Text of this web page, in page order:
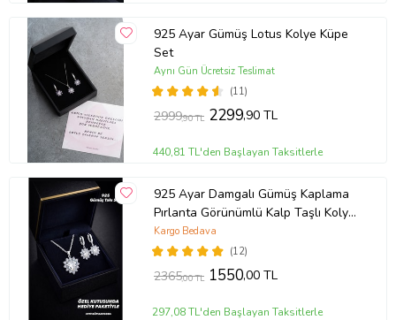
925 Ayar Gümüş Lotus Kolye Küpe
Set
(11)
Aynı Gün Ücretsiz Teslimat
2999,90 TL 2299,90 TL
440,81 TL'den Başlayan Taksitlerle
925 Ayar Damgalı Gümüş Kaplama
Pırlanta Görünümlü Kalp Taşlı Kolye
Küpe Takı Seti
(12)
Kargo Bedava
2365,00 TL 1550,00 TL
297,08 TL'den Başlayan Taksitlerle